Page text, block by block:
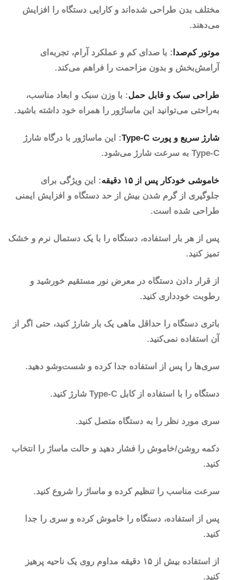
مختلف بدن طراحی شده‌اند و کارایی دستگاه را افزایش
می‌دهند.
موتور کم‌صدا : با صدای کم و عملکرد آرام، تجربه‌ای
آرامش‌بخش و بدون مزاحمت را فراهم می‌کند.
طراحی سبک و قابل حمل: با وزن سبک و ابعاد مناسب،
به‌راحتی می‌توانید این ماساژور را همراه خود داشته باشید.
شارژ سریع و پورت Type-C
: این ماساژور با درگاه شارژ
Type-C به سرعت شارژ می‌شود.
خاموشی خودکار پس از ۱۵ دقیقه
: این ویژگی برای
جلوگیری از گرم شدن بیش از حد دستگاه و افزایش ایمنی
طراحی شده است.
پس از هر بار استفاده، دستگاه را با یک دستمال نرم و خشک
تمیز کنید.
از قرار دادن دستگاه در معرض نور مستقیم خورشید و
رطوبت خودداری کنید.
باتری دستگاه را حداقل ماهی یک بار شارژ کنید، حتی اگر از
آن استفاده نمی‌کنید.
سری‌ها را پس از استفاده جدا کرده و شست‌وشو دهید.
دستگاه را با استفاده از کابل Type-C شارژ کنید.
سری مورد نظر را به دستگاه متصل کنید.
دکمه روشن/خاموش را فشار دهید و حالت ماساژ را انتخاب
کنید.
سرعت مناسب را تنظیم کرده و ماساژ را شروع کنید.
پس از استفاده، دستگاه را خاموش کرده و سری را جدا
کنید.
از استفاده بیش از ۱۵ دقیقه مداوم روی یک ناحیه پرهیز
کنید.